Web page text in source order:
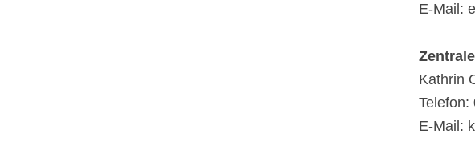
E-Mail:
Kathrin
Telefon:
E-Mail: